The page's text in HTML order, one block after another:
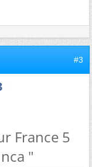
#3
France 5
"